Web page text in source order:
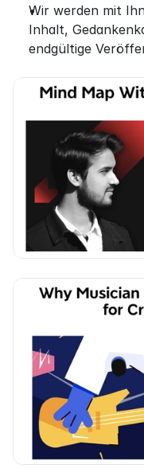
Wir werden mit
Inhalt,
endgültige